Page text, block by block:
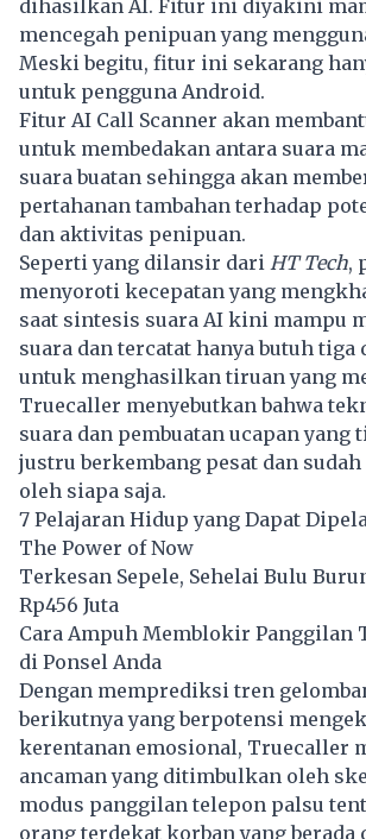
dihasilkan AI. Fitur ini diyakini
mencegah penipuan yang
Meski begitu, fitur ini sekarang
untuk pengguna Android.
Fitur AI Call Scanner akan
untuk membedakan antara suara
suara buatan sehingga akan
pertahanan tambahan terhadap
dan aktivitas penipuan.
Seperti yang dilansir dari HT Tech,
menyoroti kecepatan yang
saat sintesis suara AI kini mampu
suara dan tercatat hanya butuh tiga
untuk menghasilkan tiruan yang
Truecaller menyebutkan bahwa
suara dan pembuatan ucapan
justru berkembang pesat dan
oleh siapa saja.
7 Pelajaran Hidup yang Dapat
The Power of Now
Terkesan Sepele, Sehelai Bulu
Rp456 Juta
Cara Ampuh Memblokir Panggilan
di Ponsel Anda
Dengan memprediksi tren
berikutnya yang berpotensi
kerentanan emosional, Truecaller
ancaman yang ditimbulkan oleh
modus panggilan telepon palsu
orang terdekat korban yang berada